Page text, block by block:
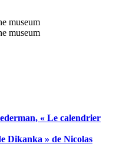
« Le calendrier
Dikanka » de Nicolas